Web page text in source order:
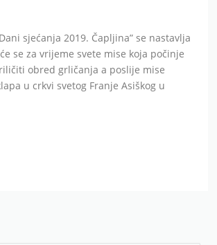
sjećanja 2019. Čapljina” se nastavlja
se za vrijeme svete mise koja počinje
obred grličanja a poslije mise
u crkvi svetog Franje Asiškog u